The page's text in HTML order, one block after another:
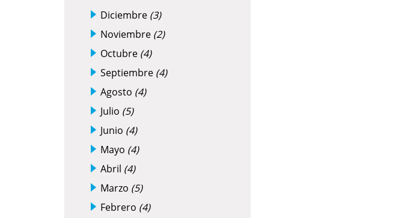
Diciembre (3)
Noviembre (2)
Octubre (4)
Septiembre (4)
Agosto (4)
Julio (5)
Junio (4)
Mayo (4)
Abril (4)
Marzo (5)
Febrero (4)